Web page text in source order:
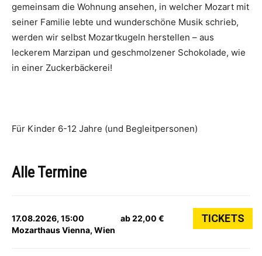
gemeinsam die Wohnung ansehen, in welcher Mozart mit
seiner Familie lebte und wunderschöne Musik schrieb,
werden wir selbst Mozartkugeln herstellen – aus
leckerem Marzipan und geschmolzener Schokolade, wie
in einer Zuckerbäckerei!
Für Kinder 6-12 Jahre (und Begleitpersonen)
Alle Termine
17.08.2026, 15:00
Mozarthaus Vienna, Wien
ab 22,00 € TICKETS